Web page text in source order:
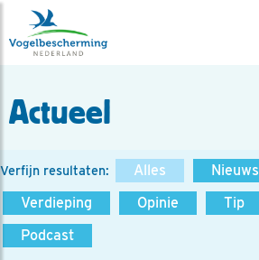
Actueel
Verfijn resultaten: Alles Nieuws
Verdieping
Opinie Tip
Podcast